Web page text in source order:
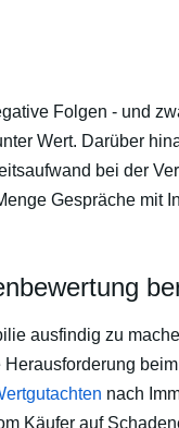
Folgen - und
Wert. Darüber
bei der
Gespräche mit
ausfindig zu
nach
Käufer auf